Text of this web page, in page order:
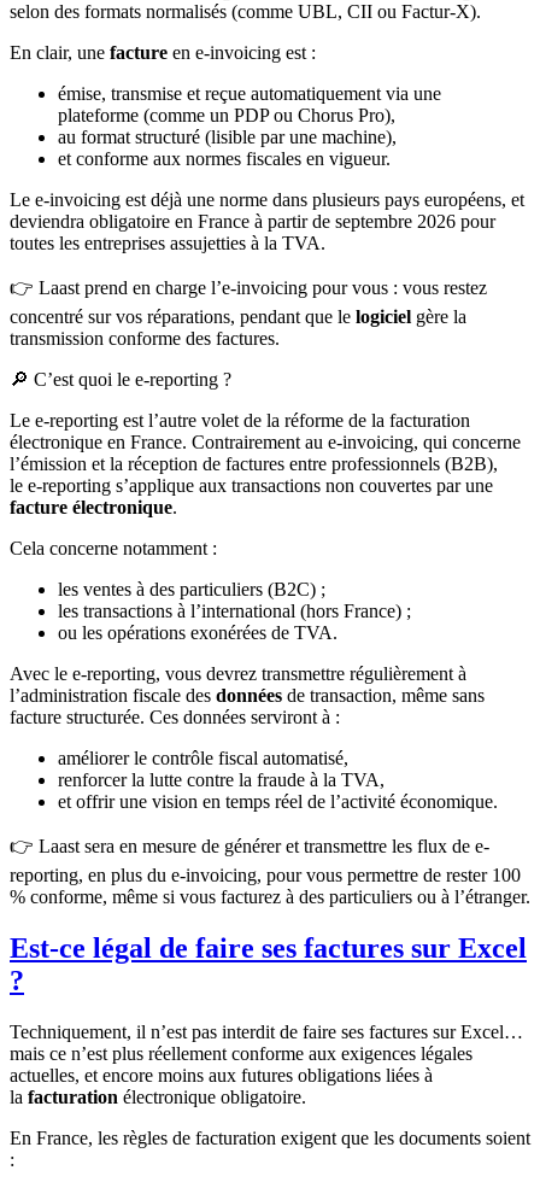
selon des formats normalisés (comme UBL, CII ou Factur-X).
En clair, une facture en e-invoicing est :
émise, transmise et reçue automatiquement via une
plateforme (comme un PDP ou Chorus Pro),
au format structuré (lisible par une machine),
et conforme aux normes fiscales en vigueur.
Le e-invoicing est déjà une norme dans plusieurs pays européens, et
deviendra obligatoire en France à partir de septembre 2026 pour
toutes les entreprises assujetties à la TVA.
👉 Laast prend en charge l’e-invoicing pour vous : vous restez
concentré sur vos réparations, pendant que le logiciel gère la
transmission conforme des factures.
🔎 C’est quoi le e-reporting ?
Le e-reporting est l’autre volet de la réforme de la facturation
électronique en France. Contrairement au e-invoicing, qui concerne
l’émission et la réception de factures entre professionnels (B2B),
le e-reporting s’applique aux transactions non couvertes par une
facture électronique.
Cela concerne notamment :
les ventes à des particuliers (B2C) ;
les transactions à l’international (hors France) ;
ou les opérations exonérées de TVA.
Avec le e-reporting, vous devrez transmettre régulièrement à
l’administration fiscale des données de transaction, même sans
facture structurée. Ces données serviront à :
améliorer le contrôle fiscal automatisé,
renforcer la lutte contre la fraude à la TVA,
et offrir une vision en temps réel de l’activité économique.
👉 Laast sera en mesure de générer et transmettre les flux de e-
reporting, en plus du e-invoicing, pour vous permettre de rester 100
% conforme, même si vous facturez à des particuliers ou à l’étranger.
Est-ce légal de faire ses factures sur Excel
?
Techniquement, il n’est pas interdit de faire ses factures sur Excel…
mais ce n’est plus réellement conforme aux exigences légales
actuelles, et encore moins aux futures obligations liées à
la facturation électronique obligatoire.
En France, les règles de facturation exigent que les documents soient
: